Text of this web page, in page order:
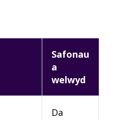
Safonau
a
welwyd
Da